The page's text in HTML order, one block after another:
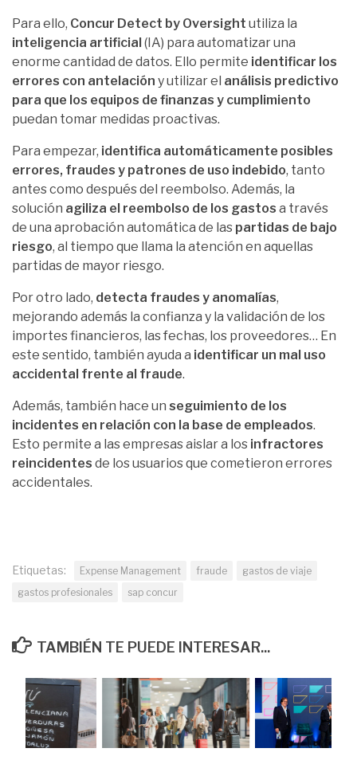
Para ello, Concur Detect by Oversight utiliza la
inteligencia artificial (IA) para automatizar una
enorme cantidad de datos. Ello permite identificar los
errores con antelación y utilizar el análisis predictivo
para que los equipos de finanzas y cumplimiento
puedan tomar medidas proactivas.
Para empezar, identifica automáticamente posibles
errores, fraudes y patrones de uso indebido, tanto
antes como después del reembolso. Además, la
solución agiliza el reembolso de los gastos a través
de una aprobación automática de las partidas de bajo
riesgo, al tiempo que llama la atención en aquellas
partidas de mayor riesgo.
Por otro lado, detecta fraudes y anomalías,
mejorando además la confianza y la validación de los
importes financieros, las fechas, los proveedores… En
este sentido, también ayuda a identificar un mal uso
accidental frente al fraude.
Además, también hace un seguimiento de los
incidentes en relación con la base de empleados.
Esto permite a las empresas aislar a los infractores
reincidentes de los usuarios que cometieron errores
accidentales.
Etiquetas: Expense Management fraude
gastos de viaje
gastos profesionales
sap concur
TAMBIÉN TE PUEDE INTERESAR...